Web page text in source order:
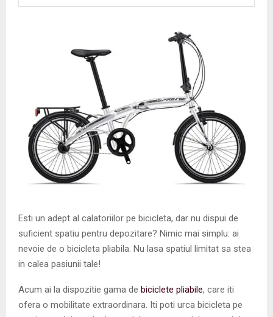
Esti un adept al calatoriilor pe bicicleta, dar nu dispui de
suficient spatiu pentru depozitare? Nimic mai simplu: ai
nevoie de o bicicleta pliabila. Nu lasa spatiul limitat sa stea
in calea pasiunii tale!
Acum ai la dispozitie gama de biciclete pliabile, care iti
ofera o mobilitate extraordinara. Iti poti urca bicicleta pe